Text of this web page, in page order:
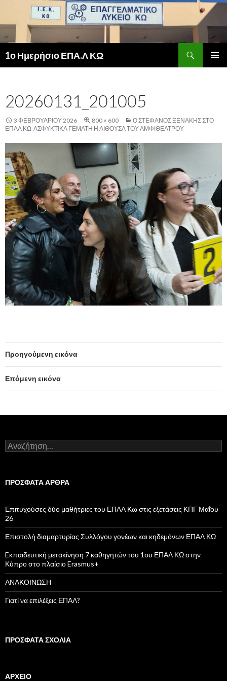
1ο Ημερήσιο ΕΠΑ.Λ ΚΩ
20260131_201005
3 ΦΕΒΡΟΥΑΡΊΟΥ 2026 800 × 600
Ο ΣΤΈΦΑΝΟΣ ΞΕΝΆΚΗΣ ΣΤΟ
ΕΠΑΛ ΚΩ-ΑΣΦΥΚΤΙΚΆ ΓΕΜΆΤΗ Η ΑΊΘΟΥΣΑ ΤΟΥ ΑΜΦΙΘΈΑΤΡΟΥ
Προηγούμενη εικόνα
Επόμενη εικόνα
Α
ν
ή
σ
η
γ
ι
α
:
ΠΡΌΣΦΑΤΑ ΆΡΘΡΑ
Επιτυχούσες δύο μαθήτριες του ΕΠΑΛ Κω στις εξετάσεις ΚΠΓ Μαΐου
26
Επιστολή διαμαρτυρίας Συλλόγου γονέων και κηδεμόνων ΕΠΑΛ ΚΩ
Eκπαιδευτική μετακίνηση 7 καθηγητών του 1ου ΕΠΑΛ ΚΩ στην
Κύπρο στο πλαίσιο Erasmus+
ΑΝΑΚΟΙΝΩΣΗ
Γιατί να επιλέξεις ΕΠΑΛ?
ΠΡΌΣΦΑΤΑ ΣΧΌΛΙΑ
ΑΡΧΕΊΟ